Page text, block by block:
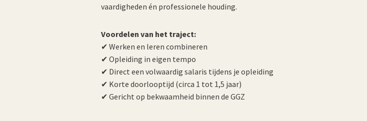
vaardigheden én professionele houding.
Voordelen van het traject:
✔ Werken en leren combineren
✔ Opleiding in eigen tempo
✔ Direct een volwaardig salaris tijdens je opleiding
✔ Korte doorlooptijd (circa 1 tot 1,5 jaar)
✔ Gericht op bekwaamheid binnen de GGZ